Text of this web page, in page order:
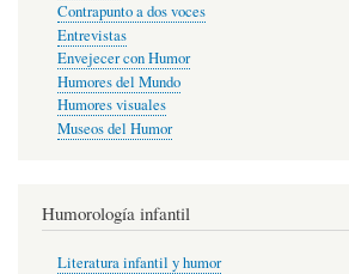
Contrapunto a dos voces
Entrevistas
Envejecer con Humor
Humores del Mundo
Humores visuales
Museos del Humor
Humorología infantil
Literatura infantil y humor